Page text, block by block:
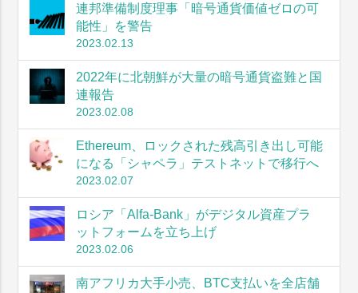
連邦準備制度理事「暗号通貨価値ゼロの可
能性」を警告
2023.02.13
2022年に北朝鮮が大量の暗号通貨盗難と国
連報告
2023.02.08
Ethereum、ロックされた残高引き出し可能
になる「シャペラ」テストネットで移行へ
2023.02.07
ロシア「Alfa-Bank」がデジタル資産プラ
ットフォームを立ち上げ
2023.02.06
南アフリカ大手小売、BTC支払いを全店舗